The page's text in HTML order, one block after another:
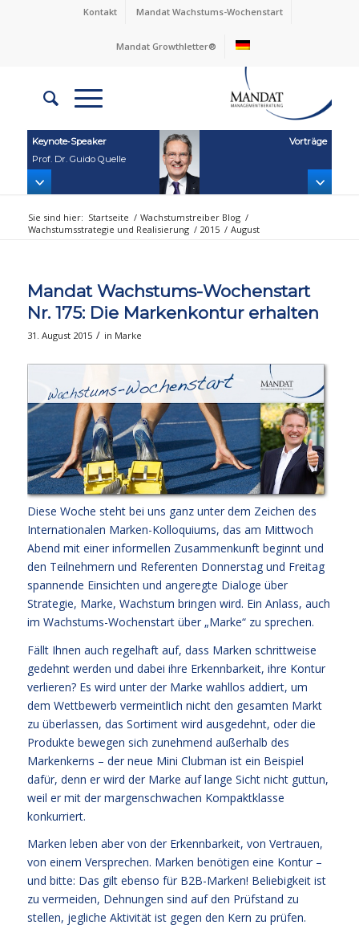
Kontakt Mandat Wachstums-Wochenstart
Mandat Growthletter®
Keynote‑Speaker
Prof. Dr. Guido Quelle
Vorträge
Sie sind hier: Startseite / Wachstumstreiber Blog /
Wachstumsstrategie und Realisierung / 2015 / August
Mandat Wachstums-Wochenstart
Nr. 175: Die Markenkontur erhalten
31. August 2015 / in Marke
Diese Woche steht bei uns ganz unter dem Zeichen des
Internationalen Marken-Kolloquiums, das am Mittwoch
Abend mit einer informellen Zusammenkunft beginnt und
den Teilnehmern und Referenten Donnerstag und Freitag
spannende Einsichten und angeregte Dialoge über
Strategie, Marke, Wachstum bringen wird. Ein Anlass, auch
im Wachstums-Wochenstart über „Marke“ zu sprechen.
Fällt Ihnen auch regelhaft auf, dass Marken schrittweise
gedehnt werden und dabei ihre Erkennbarkeit, ihre Kontur
verlieren? Es wird unter der Marke wahllos addiert, um
dem Wettbewerb vermeintlich nicht den gesamten Markt
zu überlassen, das Sortiment wird ausgedehnt, oder die
Produkte bewegen sich zunehmend außerhalb des
Markenkerns – der neue Mini Clubman ist ein Beispiel
dafür, denn er wird der Marke auf lange Sicht nicht guttun,
weil er mit der margenschwachen Kompaktklasse
konkurriert.
Marken leben aber von der Erkennbarkeit, von Vertrauen,
von einem Versprechen. Marken benötigen eine Kontur –
und bitte: Das gilt ebenso für B2B-Marken! Beliebigkeit ist
zu vermeiden, Dehnungen sind auf den Prüfstand zu
stellen, jegliche Aktivität ist gegen den Kern zu prüfen.